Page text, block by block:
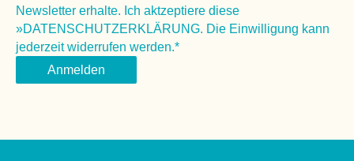
Newsletter erhalte. Ich aktzeptiere diese
»DATENSCHUTZERKLÄRUNG. Die Einwilligung kann
jederzeit widerrufen werden.*